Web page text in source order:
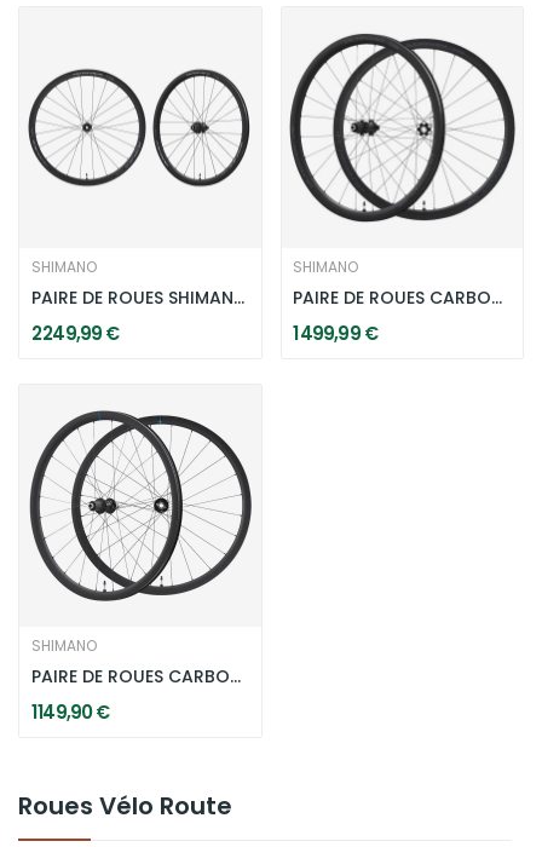
Roues Vélo Route
SHIMANO
PAIRE DE ROUES SHIMANO DURA-ACE WH-R9270 C36 TL...
2 249,99 €
SHIMANO
PAIRE DE ROUES CARBONE SHIMANO ULTEGRA...
1 499,99 €
SHIMANO
PAIRE DE ROUES CARBONE SHIMANO RS710-C32...
1 149,90 €